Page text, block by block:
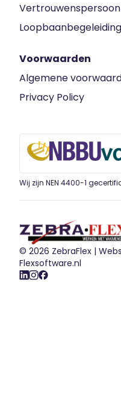
Vertrouwenspersoon
Loopbaanbegeleiding
Voorwaarden
Algemene
Privacy Policy
Wij zijn NEN 4400-1
© 2026 ZebraFlex |
Flexsoftware.nl